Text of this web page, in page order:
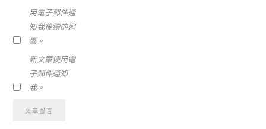
用電子郵件通
知我後續的迴
響。
新文章使用電
子郵件通知
我。